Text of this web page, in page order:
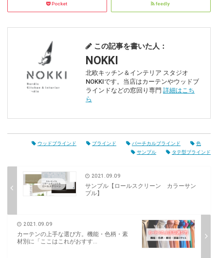
Pocket feedly
この記事を書いた人：
NOKKI
北欧キッチン＆インテリア スタジオ
NOKKIです。当店はカーテンやウッドブ
ラインドなどの窓回り専門 詳細はこち
ら
ウッドブラインド ブラインド バーチカルブラインド
色
サンプル
タテ型ブラインド
2021.09.09
サンプル【ロールスクリーン カラーサン
プル】
2021.09.09
カーテンの上手な選び方。機能・色柄・素
材別に「ここはこれがおすす...